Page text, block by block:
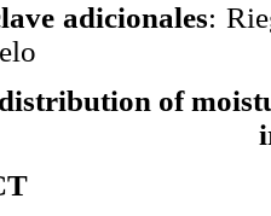
adicionales:
of